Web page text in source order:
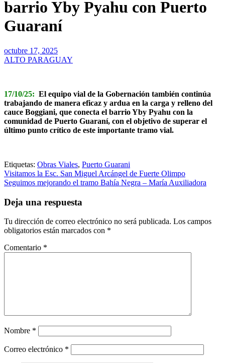
barrio Yby Pyahu con Puerto
Guaraní
octubre 17, 2025
ALTO PARAGUAY
17/10/25: El equipo vial de la Gobernación también continúa
trabajando de manera eficaz y ardua en la carga y relleno del
cauce Boggiani, que conecta el barrio Yby Pyahu con la
comunidad de Puerto Guaraní, con el objetivo de superar el
último punto crítico de este importante tramo vial.
Etiquetas: Obras Viales, Puerto Guarani
Navegación
de
entradas
Visitamos la Esc. San Miguel Arcángel de Fuerte Olimpo
Seguimos mejorando el tramo Bahía Negra – María Auxiliadora
Deja una respuesta
Tu dirección de correo electrónico no será publicada. Los campos
obligatorios están marcados con *
Comentario *
Nombre *
Correo electrónico *